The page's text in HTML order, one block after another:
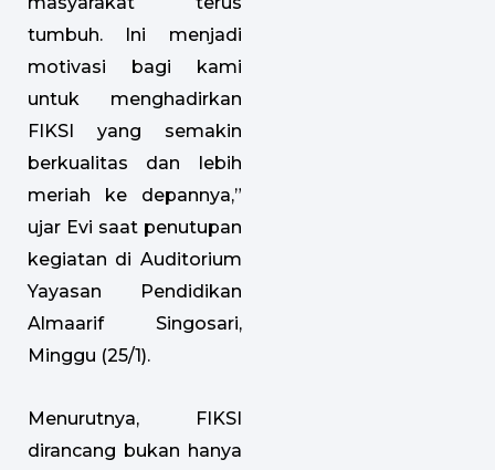
tumbuh. Ini menjadi
motivasi bagi kami
untuk menghadirkan
FIKSI yang semakin
berkualitas dan lebih
meriah ke depannya,”
ujar Evi saat penutupan
kegiatan di Auditorium
Yayasan Pendidikan
Almaarif Singosari,
Minggu (25/1).
Menurutnya, FIKSI
dirancang bukan hanya